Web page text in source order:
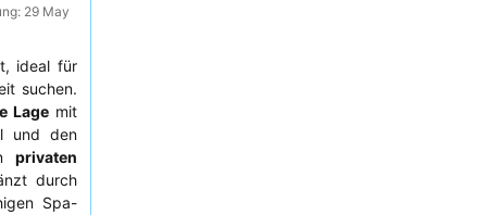
29 May
ideal für
suchen.
Lagemit
und den
privaten
durch
Spa-